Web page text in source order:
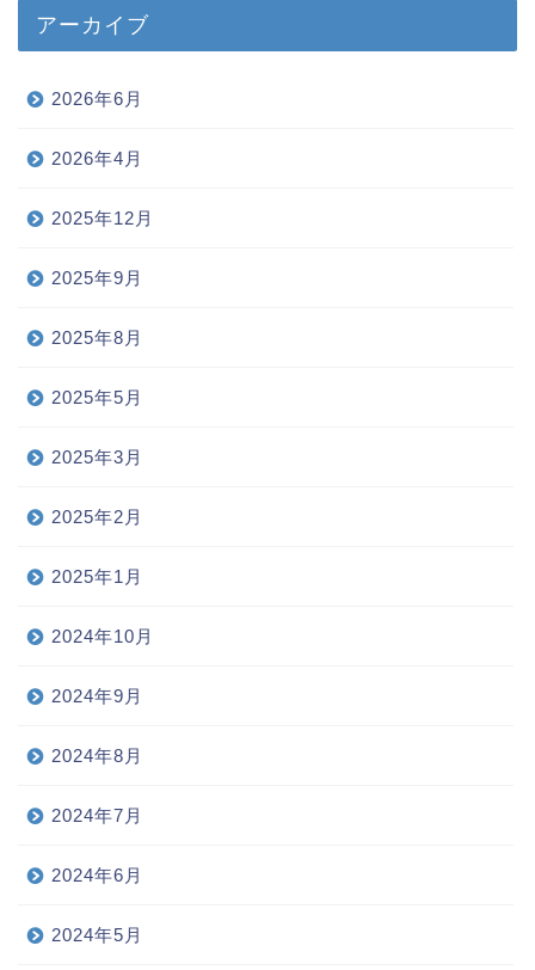
アーカイブ
2026年6月
2026年4月
2025年12月
2025年9月
2025年8月
2025年5月
2025年3月
2025年2月
2025年1月
2024年10月
2024年9月
2024年8月
2024年7月
2024年6月
2024年5月